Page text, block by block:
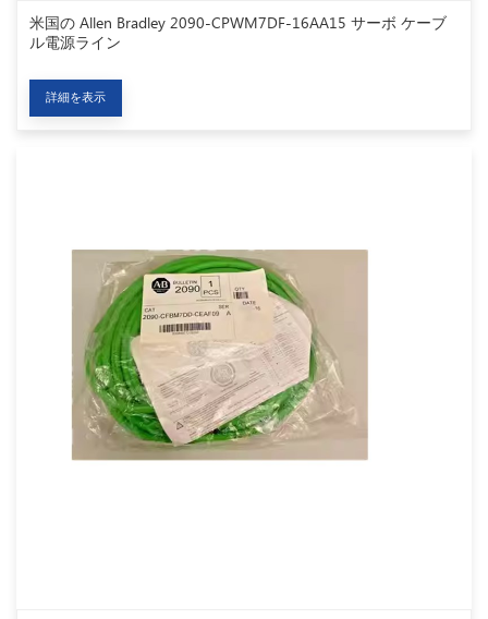
米国の Allen Bradley 2090-CPWM7DF-16AA15 サーボ ケーブ
ル電源ライン
詳細を表示